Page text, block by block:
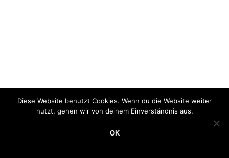
Diese Website benutzt Cookies. Wenn du die Website weiter
nutzt, gehen wir von deinem Einverständnis aus.
OK